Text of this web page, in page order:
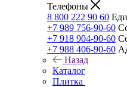
Телефоны
8 800 222 90 60
+7 989 756-90-60
+7 918 904-90-60
+7 988 406-90-60
Назад
Каталог
Плитка